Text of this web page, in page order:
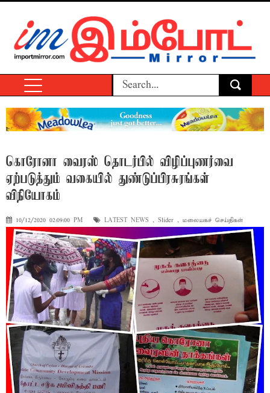
கொரோனா வைரஸ் தொடர்பில் விழிப்புணர்வை
ஏற்படுத்தும் வகையில் துண்டுப்பிரசுரங்கள்
விநியோகம்
10/12/2020 02:09:00 PM LATEST NEWS , Slider , மலையகச் செய்திகள்